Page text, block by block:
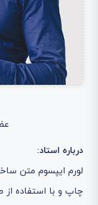
درباره استاد:
لورم ایپسوم متن
چاپ و با استفاده